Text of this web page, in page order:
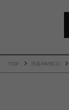
TOP 渋谷PARCO